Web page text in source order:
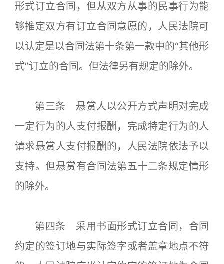
形式订立合同，但从双方从事的民事行为能
够推定双方有订立合同意愿的，人民法院可
以认定是以合同法第十条第一款中的“其他形
式”订立的合同。但法律另有规定的除外。
第三条 悬赏人以公开方式声明对完成
一定行为的人支付报酬，完成特定行为的人
请求悬赏人支付报酬的，人民法院依法予以
支持。但悬赏有合同法第五十二条规定情形
的除外。
第四条 采用书面形式订立合同，合同
约定的签订地与实际签字或者盖章地点不符